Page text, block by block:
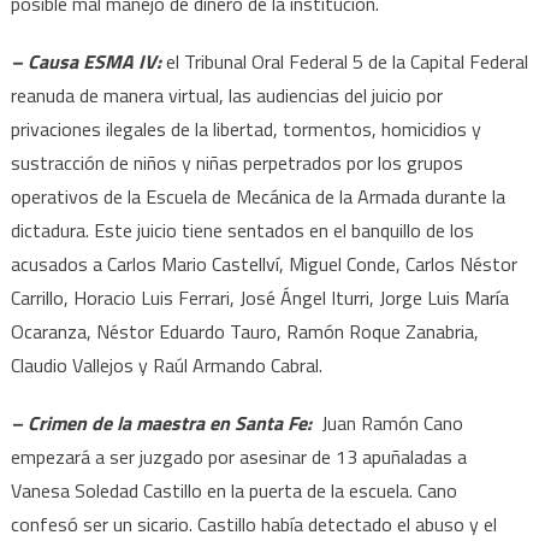
– Causa ESMA IV:el Tribunal Oral Federal 5 de la Capital Federal
reanuda de manera virtual, las audiencias del juicio por
privaciones ilegales de la libertad, tormentos, homicidios y
sustracción de niños y niñas perpetrados por los grupos
operativos de la Escuela de Mecánica de la Armada durante la
dictadura. Este juicio tiene sentados en el banquillo de los
acusados a Carlos Mario Castellví, Miguel Conde, Carlos Néstor
Carrillo, Horacio Luis Ferrari, José Ángel Iturri, Jorge Luis María
Ocaranza, Néstor Eduardo Tauro, Ramón Roque Zanabria,
Claudio Vallejos y Raúl Armando Cabral.
– Crimen de la maestra en Santa Fe:Juan Ramón Cano
empezará a ser juzgado por asesinar de 13 apuñaladas a
Vanesa Soledad Castillo en la puerta de la escuela. Cano
confesó ser un sicario. Castillo había detectado el abuso y el